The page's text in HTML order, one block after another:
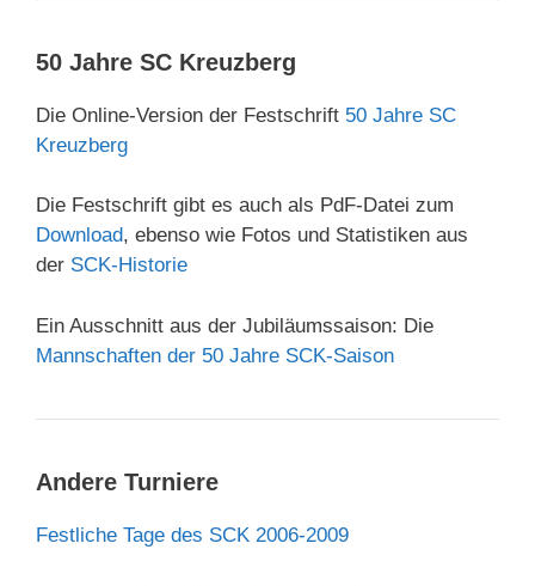
50 Jahre SC Kreuzberg
Die Online-Version der Festschrift 50 Jahre SC
Kreuzberg
Die Festschrift gibt es auch als PdF-Datei zum
Download, ebenso wie Fotos und Statistiken aus
der SCK-Historie
Ein Ausschnitt aus der Jubiläumssaison: Die
Mannschaften der 50 Jahre SCK-Saison
Andere Turniere
Festliche Tage des SCK 2006-2009